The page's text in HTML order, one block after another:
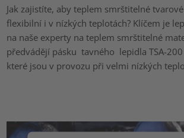
Jak zajistíte, aby teplem smrštitelné
flexibilní i v nízkých teplotách? Klíčem je
na naše experty na teplem smrštitelné
předvádějí pásku tavného lepidla TSA-
které jsou v provozu při velmi nízkých